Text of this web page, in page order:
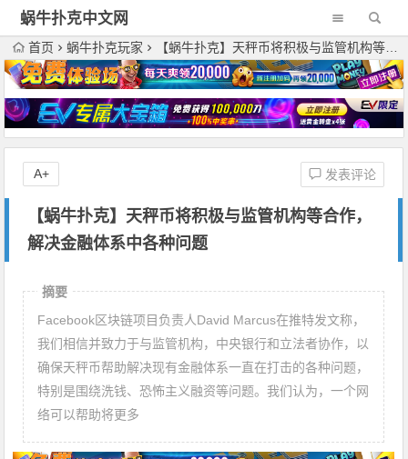
蜗牛扑克中文网
首页 蜗牛扑克玩家 【蜗牛扑克】天秤币将积极与监管机构等合作，解决金融体系中各种问题
【蜗牛扑克】天秤币将积极与监管机构等合作，
解决金融体系中各种问题
发表评论
A+
摘要
Facebook区块链项目负责人David Marcus在推特发文称，
我们相信并致力于与监管机构，中央银行和立法者协作，以
确保天秤币帮助解决现有金融体系一直在打击的各种问题，
特别是围绕洗钱、恐怖主义融资等问题。我们认为，一个网
络可以帮助将更多